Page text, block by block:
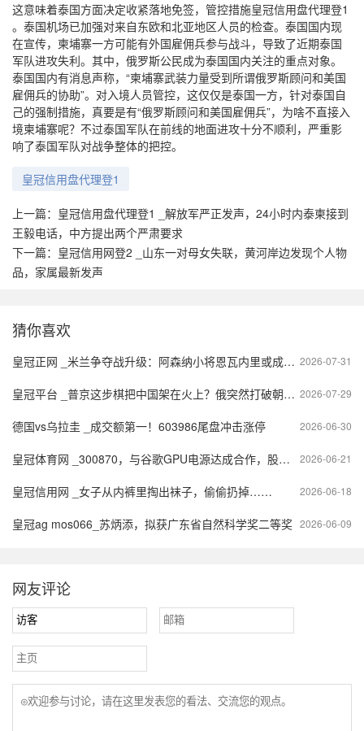
这意味着泰国方面决定收紧落地免签，管控措施皇冠信用盘代理登1
。泰国机场已加强对来自东欧和北亚地区人员的检查。泰国国内现
在宣传，柬埔寨一方可能有外国雇佣兵参与战斗，导致了近期泰国
军队进攻失利。其中，俄罗斯公民成为泰国国内关注的重点对象。
泰国国内有消息声称，“柬埔寨武装力量受到所谓俄罗斯顾问和美国
雇佣兵的协助”。对入境人员管控，这仅仅是泰国一方，针对泰国自
己的强制措施，真要是有“俄罗斯顾问和美国雇佣兵”，为啥不直接入
境柬埔寨呢？不过泰国军队在前线的地面进攻十分不顺利，严重影
响了泰国军队对战争整体的把控。
皇冠信用盘代理登1
上一篇： 皇冠信用盘代理登1 _解放军严正发声，24小时内泰柬接到
王毅电话，中方提出两个严肃要求
下一篇： 皇冠信用网登2 _山东一对母女失联，黄河岸边发现个人物
品，家属最新发声
猜你喜欢
2026-07-31
皇冠正网 _米兰争夺战升级：阿森纳小将恩瓦内里或成新一代球星的转折点
2026-07-29
皇冠平台 _普京这步棋把中国架在火上？俄突然打破朝核20年约定
2026-06-30
德国vs乌拉圭 _成交额第一！603986尾盘冲击涨停
2026-06-21
皇冠体育网 _300870，与谷歌GPU电源达成合作，股价创历史新高
2026-06-18
皇冠信用网 _女子从内裤里掏出袜子，偷偷扔掉……
2026-06-09
皇冠ag mos066_苏炳添，拟获广东省自然科学奖二等奖
网友评论